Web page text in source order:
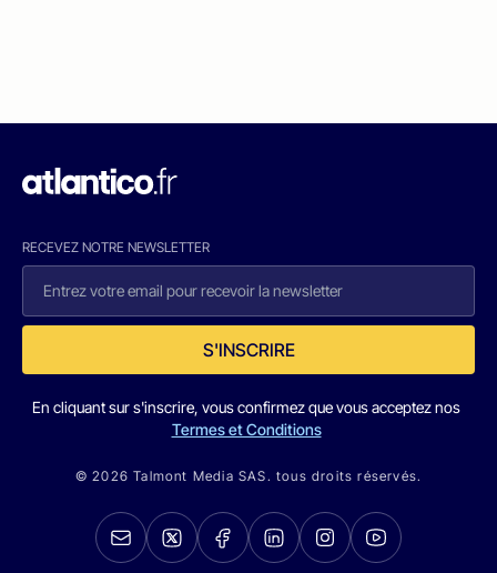
RECEVEZ NOTRE NEWSLETTER
S'INSCRIRE
En cliquant sur s'inscrire, vous confirmez que vous acceptez nos
Termes et Conditions
© 2026 Talmont Media SAS. tous droits réservés.